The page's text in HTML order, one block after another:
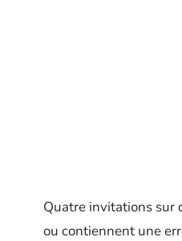
Quatre invitations sur
ou contiennent une